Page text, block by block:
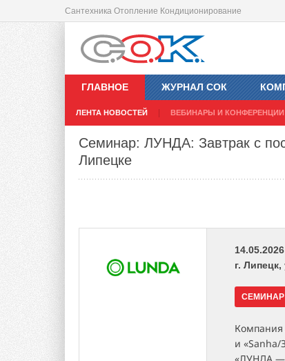
Сантехника Отопление Кондиционирование
ГЛАВНОЕ
ЛЕНТА НОВОСТЕЙ ВЕБИНАРЫ И КОНФЕРЕНЦИИ
ЖУРНАЛ СОК
Семинар: ЛУНДА: Завтрак с
Липецке
г.
СЕМИНАР
Компания
и «Sanha/